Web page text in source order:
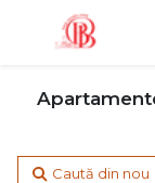
Caută din nou